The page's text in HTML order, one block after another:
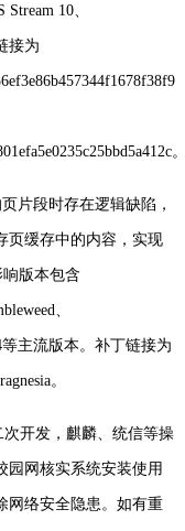
10、
接为
片段时存在逻辑缺陷，
页缓存中的内容，实现
版本包含
、
等主流版本。补丁链接为
。
开发，麒麟、统信等操
园网核实系统安装使用
网络安全隐患。如有重